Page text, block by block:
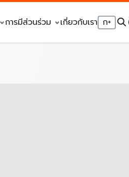
การมีส่วนร่วม เกี่ยวกับเรา ก+